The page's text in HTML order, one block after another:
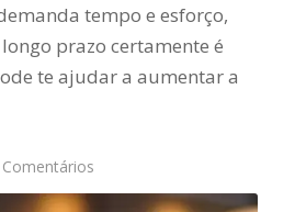
tempo e esforço,
prazo certamente é
te ajudar a aumentar a